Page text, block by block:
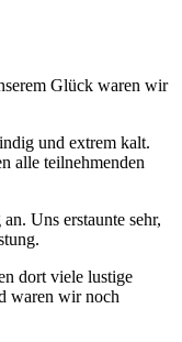
Glück waren wir
und extrem kalt.
alle teilnehmenden
Uns erstaunte sehr,
dort viele lustige
waren wir noch